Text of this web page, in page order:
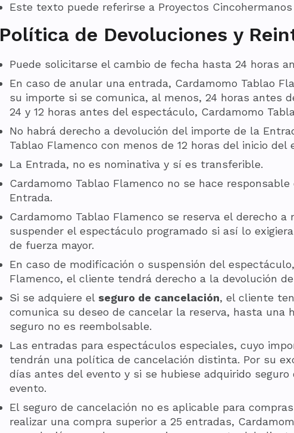
Este texto puede referirse a Proyectos
Política de Devoluciones y
Puede solicitarse el cambio de fecha hasta 24 horas
En caso de anular una entrada, Cardamomo Tablao
su importe si se comunica, al menos, 24 horas antes
24 y 12 horas antes del espectáculo, Cardamomo
No habrá derecho a devolución del importe de la
Tablao Flamenco con menos de 12 horas del inicio del
La Entrada, no es nominativa y sí es transferible.
Cardamomo Tablao Flamenco no se hace
Entrada.
Cardamomo Tablao Flamenco se reserva el derecho
suspender el espectáculo programado si así lo
de fuerza mayor.
En caso de modificación o suspensión del
Flamenco, el cliente tendrá derecho a la devolución
Si se adquiere el seguro de cancelación, el cliente
comunica su deseo de cancelar la reserva, hasta una
seguro no es reembolsable.
Las entradas para espectáculos especiales, cuyo
tendrán una política de cancelación distinta. Por su
días antes del evento y si se hubiese adquirido
evento.
El seguro de cancelación no es aplicable para
realizar una compra superior a 25 entradas,